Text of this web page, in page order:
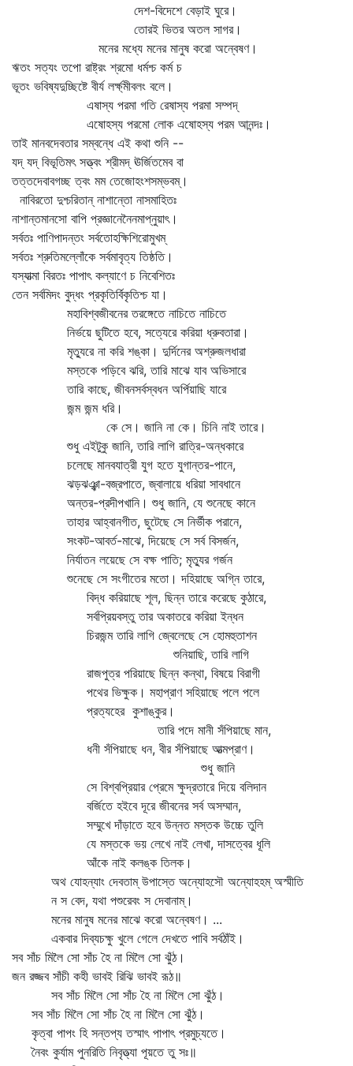
দেশ-বিদেশে বেড়াই ঘুরে।
তোরই ভিতর অতল সাগর।
মনের মধ্যে মনের মানুষ করো অন্বেষণ।
ঋতং সত্যং তপো রাষ্ট্রং শ্রমো ধর্মশ্চ কর্ম চ
ভূতং ভবিষ্যদুচ্ছিষ্টে বীর্য লর্ক্ষ্মীবলং বলে।
এষাস্য পরমা গতি রেষাস্য পরমা সম্পদ্‌
এষোহস্য পরমো লোক এষোহস্য পরম আনন্দঃ।
তাই মানবদেবতার সম্বন্ধে এই কথা শুনি --
যদ্‌ যদ্‌ বিভূতিমৎ সত্ত্বং শ্রীমদ্‌ ঊর্জিতমেব বা
তত্তদেবাবগচ্ছ ত্বং মম তেজোহংশসম্ভবম্‌।
নাবিরতো দুশ্চরিতান্‌ নাশান্তো নাসমাহিতঃ
নাশান্তমানসো বাপি প্রজ্ঞানেনৈনমাপ্নুয়াৎ।
সর্বতঃ পাণিপাদন্তং সর্বতোহক্ষিশিরোমুখম্‌
সর্বতঃ শ্রুতিমল্লোঁকে সর্বমাবৃত্য তিষ্ঠতি।
যস্যাত্মা বিরতঃ পাপাৎ কল্যাণে চ নিবেশিতঃ
তেন সর্বমিদং বুদ্ধং প্রকৃতির্বিকৃতিশ্চ যা।
মহাবিশ্বজীবনের তরঙ্গেতে নাচিতে নাচিতে
নির্ভয়ে ছুটিতে হবে, সত্যেরে করিয়া ধ্রুবতারা।
মৃত্যুরে না করি শঙ্কা। দুর্দিনের অশ্রুজলধারা
মস্তকে পড়িবে ঝরি, তারি মাঝে যাব অভিসারে
তারি কাছে, জীবনসর্বস্বধন অর্পিয়াছি যারে
জন্ম জন্ম ধরি।
কে সে। জানি না কে। চিনি নাই তারে।
শুধু এইটুকু জানি, তারি লাগি রাত্রি-অন্ধকারে
চলেছে মানবযাত্রী যুগ হতে যুগান্তর-পানে,
ঝড়ঝঞ্ঝা-বজ্রপাতে, জ্বালায়ে ধরিয়া সাবধানে
অন্তর-প্রদীপখানি। শুধু জানি, যে শুনেছে কানে
তাহার আহ্বানগীত, ছুটেছে সে নির্ভীক পরানে,
সংকট-আবর্ত-মাঝে, দিয়েছে সে সর্ব বিসর্জন,
নির্যাতন লয়েছে সে বক্ষ পাতি; মৃত্যুর গর্জন
শুনেছে সে সংগীতের মতো। দহিয়াছে অগ্নি তারে,
বিদ্ধ করিয়াছে শূল, ছিন্ন তারে করেছে কুঠারে,
সর্বপ্রিয়বস্তু তার অকাতরে করিয়া ইন্ধন
চিরজন্ম তারি লাগি জ্বেলেছে সে হোমহুতাশন
শুনিয়াছি, তারি লাগি
রাজপুত্র পরিয়াছে ছিন্ন কন্থা, বিষয়ে বিরাগী
পথের ভিক্ষুক। মহাপ্রাণ সহিয়াছে পলে পলে
প্রত্যহের কুশাঙ্কুর।
তারি পদে মানী সঁপিয়াছে মান,
ধনী সঁপিয়াছে ধন, বীর সঁপিয়াছে আত্মপ্রাণ।
শুধু জানি
সে বিশ্বপ্রিয়ার প্রেমে ক্ষুদ্রতারে দিয়ে বলিদান
বর্জিতে হইবে দূরে জীবনের সর্ব অসম্মান,
সম্মুখে দাঁড়াতে হবে উন্নত মস্তক উচ্চে তুলি
যে মস্তকে ভয় লেখে নাই লেখা, দাসত্বের ধূলি
আঁকে নাই কলঙ্ক তিলক।
অথ যোহন্যাং দেবতাম্‌ উপাস্তে অন্যোহসৌ অন্যোহহম্‌ অস্মীতি
ন স বেদ, যথা পশুরেবং স দেবানাম্‌।
মনের মানুষ মনের মাঝে করো অন্বেষণ। ...
একবার দিব্যচক্ষু খুলে গেলে দেখতে পাবি সর্বঠাঁই।
সব সাঁচ মিলৈ সো সাঁচ হৈ না মিলৈ সো ঝুঁঠ।
জন রজ্জব সাঁচী কহী ভাবই রিঝি ভাবই রূঠ॥
সব সাঁচ মিলৈ সো সাঁচ হৈ না মিলৈ সো ঝুঁঠ।
সব সাঁচ মিলৈ সো সাঁচ হৈ না মিলৈ সো ঝুঁঠ।
কৃত্বা পাপং হি সন্তপ্য তস্মাৎ পাপাৎ প্রমুচ্যতে।
নৈবং কুর্যাম পুনরিতি নিবৃত্ত্যা পূয়তে তু সঃ॥